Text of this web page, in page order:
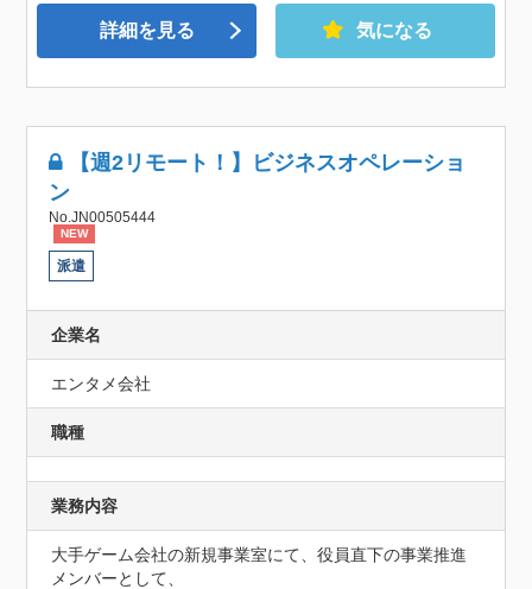
詳細を見る 気になる
【週2リモート！】ビジネスオペレーショ
ン
No.JN00505444
NEW
派遣
企業名
エンタメ会社
職種
業務内容
大手ゲーム会社の新規事業室にて、役員直下の事業推進
メンバーとして、